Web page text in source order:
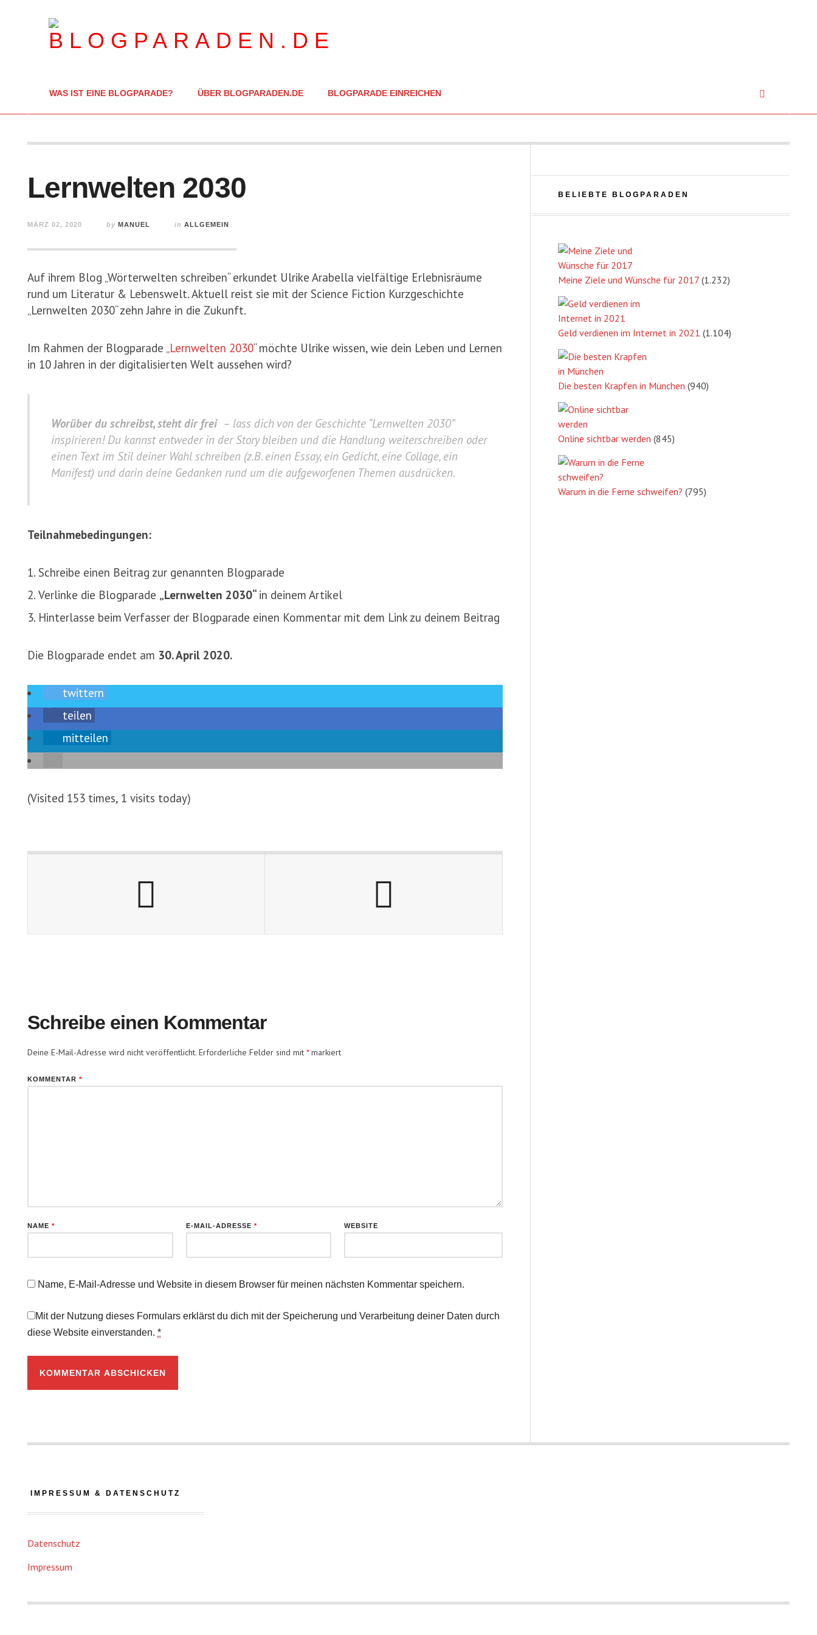
WAS IST EINE BLOGPARADE? ÜBER BLOGPARADEN.DE BLOGPARADE EINREICHEN
Lernwelten 2030
MÄRZ 02, 2020 by MANUEL in ALLGEMEIN
Auf ihrem Blog „Wörterwelten schreiben“ erkundet Ulrike Arabella vielfältige Erlebnisräume
rund um Literatur & Lebenswelt. Aktuell reist sie mit der Science Fiction Kurzgeschichte
„Lernwelten 2030“ zehn Jahre in die Zukunft.
Im Rahmen der Blogparade „Lernwelten 2030“ möchte Ulrike wissen, wie dein Leben und Lernen
in 10 Jahren in der digitalisierten Welt aussehen wird?
Worüber du schreibst, steht dir frei– lass dich von der Geschichte “Lernwelten 2030”
inspirieren! Du kannst entweder in der Story bleiben und die Handlung weiterschreiben oder
einen Text im Stil deiner Wahl schreiben (z.B. einen Essay, ein Gedicht, eine Collage, ein
Manifest) und darin deine Gedanken rund um die aufgeworfenen Themen ausdrücken.
Teilnahmebedingungen:
Schreibe einen Beitrag zur genannten Blogparade
Verlinke die Blogparade „Lernwelten 2030“ in deinem Artikel
Hinterlasse beim Verfasser der Blogparade einen Kommentar mit dem Link zu deinem Beitrag
Die Blogparade endet am 30. April 2020.
twittern
teilen
mitteilen
(Visited 153 times, 1 visits today)
Schreibe einen Kommentar
Deine E-Mail-Adresse wird nicht veröffentlicht. Erforderliche Felder sind mit *markiert
KOMMENTAR *
NAME * E-MAIL-ADRESSE * WEBSITE
Name, E-Mail-Adresse und Website in diesem Browser für meinen nächsten Kommentar speichern.
Mit der Nutzung dieses Formulars erklärst du dich mit der Speicherung und Verarbeitung deiner Daten durch
diese Website einverstanden. *
BELIEBTE BLOGPARADEN
Meine Ziele und Wünsche für 2017 (1.232)
Geld verdienen im Internet in 2021 (1.104)
Die besten Krapfen in München (940)
Online sichtbar werden (845)
Warum in die Ferne schweifen? (795)
IMPRESSUM & DATENSCHUTZ
Datenschutz
Impressum